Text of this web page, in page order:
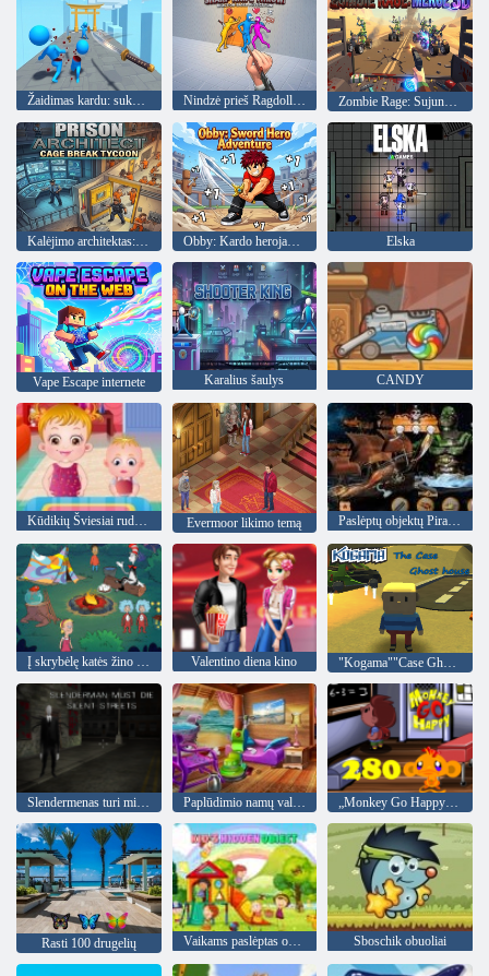
Žaidimas kardu: sukapokite priešus į gabalus! Nindzė prieš Ragdolls: aštrus peilio metimas! Zombie Rage: Sujunkite 3D
Kalėjimo architektas: Cage Break Tycoon Obby: Kardo herojaus nuotykis Elska
Vape Escape internete Karalius šaulys CANDY
Kūdikių Šviesiai ruda. Padėkos Pramogos Evermoor likimo temą Paslėptų objektų Piratų lobis
Į skrybėlę katės žino daug apie tai! stovykla laikas Valentino diena kino "Kogama""Case Ghost"namas
Slendermenas turi mirti: tylus gatves Paplūdimio namų valymas „Monkey Go Happy“ etapas 280
Rasti 100 drugelių Vaikams paslėptas objektas Sboschik obuoliai